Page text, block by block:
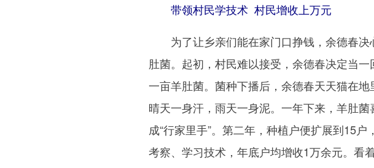
带领村民学技术 村民增收上万元
为了让乡亲们能在家门口挣钱，余德春
肚菌。起初，村民难以接受，余德春决定当
一亩羊肚菌。菌种下播后，余德春天天猫在
晴天一身汗，雨天一身泥。一年下来，羊肚
成“行家里手”。第二年，种植户便扩展到15
考察、学习技术，年底户均增收1万余元。看